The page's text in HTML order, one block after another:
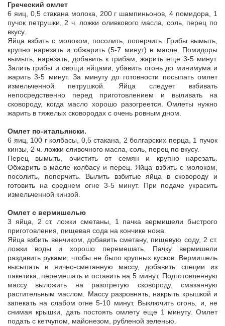
Греческий омлет
6 яиц, 0,5 стакана молока, 200 г шампиньонов, 4 помидора, 1
пучок петрушки, 2 ч. ложки оливкового масла, соль, перец по
вкусу.
Яйца взбить с молоком, посолить, поперчить. Грибы вымыть,
крупно нарезать и обжарить (5-7 минут) в масле. Помидоры
вымыть, нарезать, добавить к грибам, жарить еще 3-5 минут.
Залить грибы и овощи яйцами, убавить огонь до минимума и
жарить 3-5 минут. За минуту до готовности посыпать омлет
измельченной петрушкой. Яйца следует взбивать
непосредственно перед приготовлением и выливать на
сковороду, когда масло хорошо разогреется. Омлеты нужно
жарить в тяжелых сковородах с очень ровным дном.
Омлет по-итальянски.
6 яиц, 100 г колбасы, 0,5 стакана, 2 болгарских перца, 1 пучок
кинзы, 2 ч. ложки сливочного масла, соль, перец по вкусу.
Перец вымыть, очистить от семян и крупно нарезать.
Обжарить в масле колбасу и перец. Яйца взбить с молоком,
посолить, поперчить. Вылить взбитые яйца в сковороду и
готовить на среднем огне 3-5 минут. При подаче украсить
измельченной кинзой.
Омлет с вермишелью
3 яйца, 2 ст. ложки сметаны, 1 пачка вермишели быстрого
приготовления, пищевая сода на кончике ножа.
Яйца взбить венчиком, добавить сметану, пищевую соду, 2 ст.
ложки воды и хорошо перемешать. Пачку вермишели
раздавить руками, чтобы не было крупных кусков. Вермишель
высыпать в яично-сметанную массу, добавить специи из
пакетика, перемешать и оставить на 5 минут. Подготовленную
массу выложить на разогретую сковороду, смазанную
растительным маслом. Массу разровнять, накрыть крышкой и
запекать на слабом огне 5-10 минут. Выключить огонь, и, не
снимая крышки, дать постоять омлету еще 1 минуту. Омлет
подать с кетчупом, майонезом, рубленой зеленью.